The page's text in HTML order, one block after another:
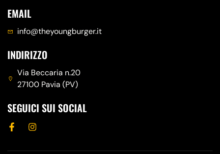
EMAIL
info@theyoungburger.it
INDIRIZZO
Via Beccaria n.20
27100 Pavia (PV)
SEGUICI SUI SOCIAL